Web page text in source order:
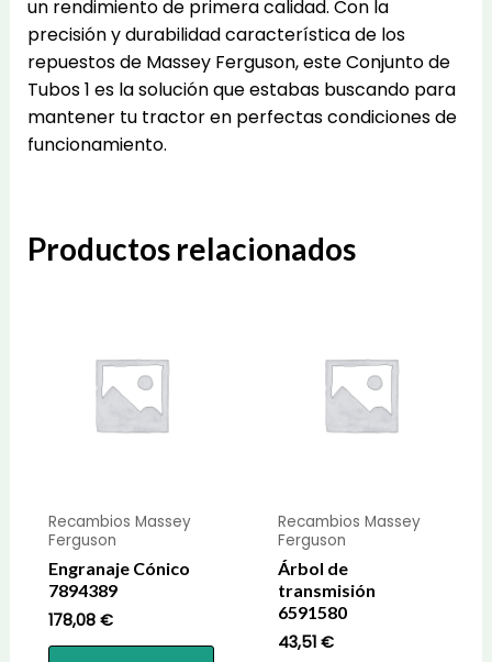
un rendimiento de primera calidad. Con la
precisión y durabilidad característica de los
repuestos de Massey Ferguson, este Conjunto de
Tubos 1 es la solución que estabas buscando para
mantener tu tractor en perfectas condiciones de
funcionamiento.
Productos relacionados
Recambios Massey
Ferguson
Engranaje Cónico
7894389
178,08 €
Recambios Massey
Ferguson
Árbol de
transmisión
6591580
43,51€